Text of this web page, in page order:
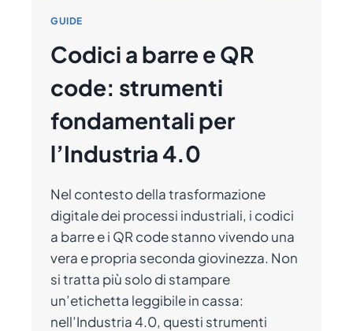
GUIDE
Codici a barre e QR
code: strumenti
fondamentali per
l’Industria 4.0
Nel contesto della trasformazione
digitale dei processi industriali, i codici
a barre e i QR code stanno vivendo una
vera e propria seconda giovinezza. Non
si tratta più solo di stampare
un’etichetta leggibile in cassa:
nell’Industria 4.0, questi strumenti